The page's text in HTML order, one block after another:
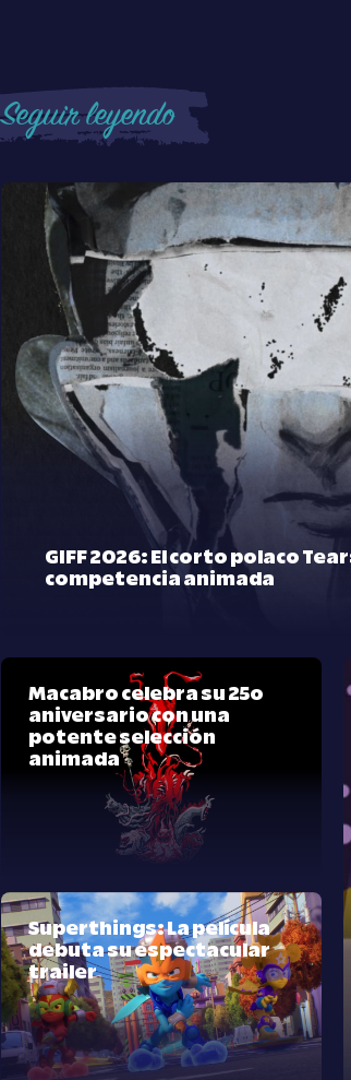
Seguir leyendo
GIFF 2026: El corto polaco
competencia animada
Macabro celebra su 25º
aniversario con una
potente selección
animada
Superthings: La película
debuta su espectacular
trailer